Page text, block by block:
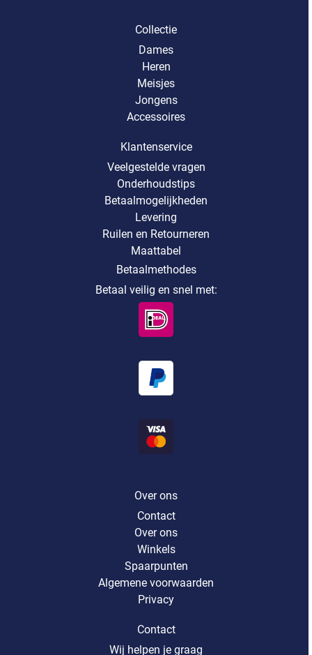
Collectie
Dames
Heren
Meisjes
Jongens
Accessoires
Klantenservice
Veelgestelde vragen
Onderhoudstips
Betaalmogelijkheden
Levering
Ruilen en Retourneren
Maattabel
Betaalmethodes
Betaal veilig en snel met:
Over ons
Contact
Over ons
Winkels
Spaarpunten
Algemene voorwaarden
Privacy
Contact
Wij helpen je graag